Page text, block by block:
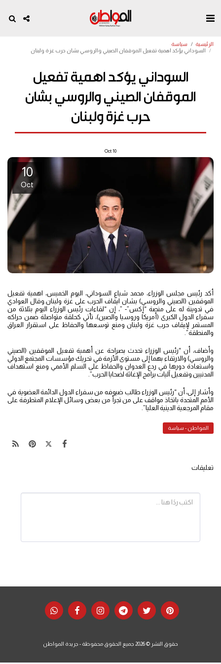
الرئيسية
سياسة
السوداني يؤكد اهمية تفعيل الموقفان الصيني والروسي بشان حرب غزة ولبنان
السوداني يؤكد اهمية تفعيل
الموقفان الصيني والروسي بشان
حرب غزة ولبنان
10
Oct
10
Oct
أكد رئيس مجلس الوزراء، محمد شياع السوداني، اليوم الخميس، اهمية تفعيل
الموقفين (الصيني والروسي) بشان ايقاف الحرب على غزة ولبنان.وقال العوادي
في تدوينة له على منصة “إكس”- ”، إن “لقاءات رئيس الوزراء اليوم بثلاثة من
سفراء الدول الكبرى (أمريكا وروسيا والصين)، تأتي كحلقة متواصلة ضمن حراكه
المستمر لإيقاف حرب غزة ولبنان ومنع توسعها والحفاظ على استقرار العراق
والمنطقة”.
وأضاف، أن “رئيس الوزراء تحدث بصراحة عن أهمية تفعيل الموقفين (الصيني
والروسي) والارتقاء بهما إلى مستوى الأزمة في تحريك مؤسسات المجتمع الدولي
واستعادة دورها في ردع العدوان والحفاظ على السلم الأممي ومنع استهداف
المدنيين وتفعيل آليات برامج الإغاثة لضحايا الحرب”.
وأشار إلى، أن “رئيس الوزراء طالب ضيوفه من سفراء الدول الدائمة العضوية في
الأمم المتحدة باتخاذ مواقف على من تجرأ من بعض وسائل الإعلام المتطرفة على
مقام المرجعية الدينية العليا”.
المواطن - سياسة
تعليقات
حقوق النشر © 2026 جميع الحقوق محفوظة - جريدة المواطن